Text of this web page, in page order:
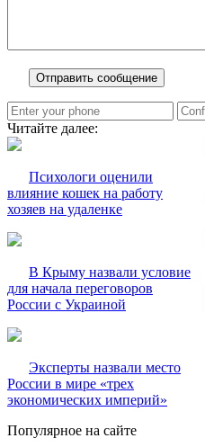
Читайте далее:
Психологи оценили
влияние кошек на работу
хозяев на удаленке
В Крыму назвали условие
для начала переговоров
России с Украиной
Эксперты назвали место
России в мире «трех
экономических империй»
Популярное на сайте